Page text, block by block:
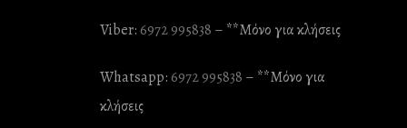
Viber:6972 995838 – **Mόνο για κλήσεις
Whatsapp:6972 995838 – **Mόνο για
κλήσεις